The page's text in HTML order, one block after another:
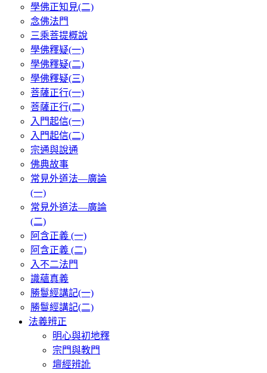
學佛正知見(二)
念佛法門
三乘菩提概說
學佛釋疑(一)
學佛釋疑(二)
學佛釋疑(三)
菩薩正行(一)
菩薩正行(二)
入門起信(一)
入門起信(二)
宗通與說通
佛典故事
常見外道法—廣論
(一)
常見外道法—廣論
(二)
阿含正義 (一)
阿含正義 (二)
入不二法門
識蘊真義
勝鬘經講記(一)
勝鬘經講記(二)
法義辨正
明心與初地釋
宗門與教門
壇經辨訛